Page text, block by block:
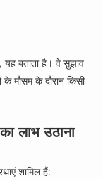
यह बताता है। वे सुझाव
मौसम के दौरान किसी
लाभ उठाना
शामिल हैं: